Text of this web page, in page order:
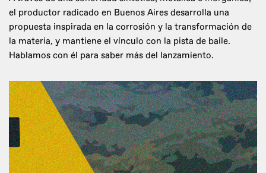
el productor radicado en Buenos Aires desarrolla una
propuesta inspirada en la corrosión y la transformación de
la materia, y mantiene el vínculo con la pista de baile.
Hablamos con él para saber más del lanzamiento.